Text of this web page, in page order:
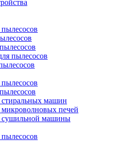
пылесосов
стиральных машин
микроволновых печей
сушильной машины